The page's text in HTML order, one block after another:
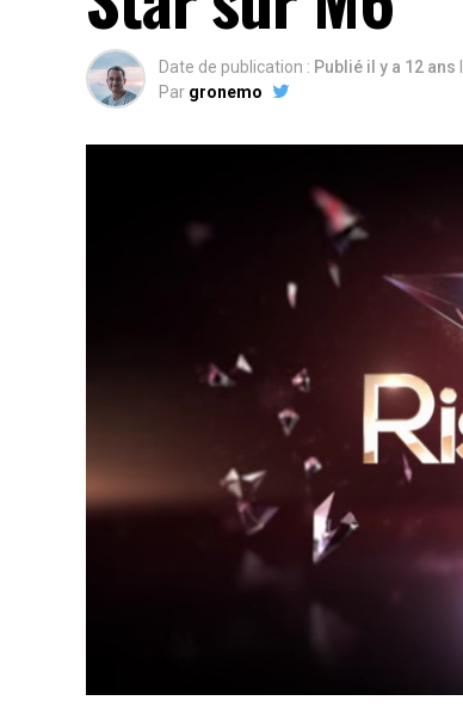
Date de publication : Publié il y a 12 ans
Par gronemo